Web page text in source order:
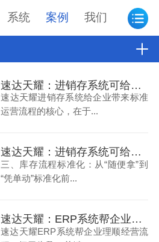
系统 案例 我们
速达天耀：进销存系统可给企业带来标准运营流程（上）
速达天耀进销存系统给企业带来标准
运营流程的核心，在于...
速达天耀：进销存系统可给企业带来标准运营流程（下）
三、库存流程标准化：从“随便拿”到
“凭单动”标准化前...
速达天耀：ERP系统帮企业理顺经营，扭亏为盈（上）
速达天耀ERP系统帮企业理顺经营流